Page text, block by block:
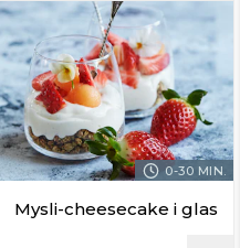
0-30 MIN.
Mysli-cheesecake i glas